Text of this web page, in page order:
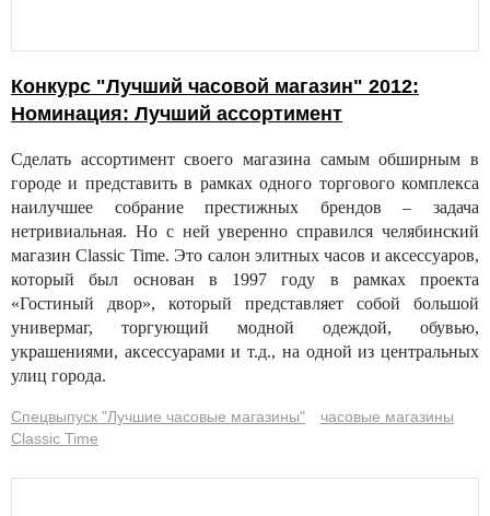
Конкурс "Лучший часовой магазин" 2012:
Номинация: Лучший ассортимент
Сделать ассортимент своего магазина самым обширным в
городе и представить в рамках одного торгового комплекса
наилучшее собрание престижных брендов – задача
нетривиальная. Но с ней уверенно справился челябинский
магазин Classic Time. Это салон элитных часов и аксессуаров,
который был основан в 1997 году в рамках проекта
«Гостиный двор», который представляет собой большой
универмаг, торгующий модной одеждой, обувью,
украшениями, аксессуарами и т.д., на одной из центральных
улиц города.
Спецвыпуск "Лучшие часовые магазины"
часовые магазины
Classic Time